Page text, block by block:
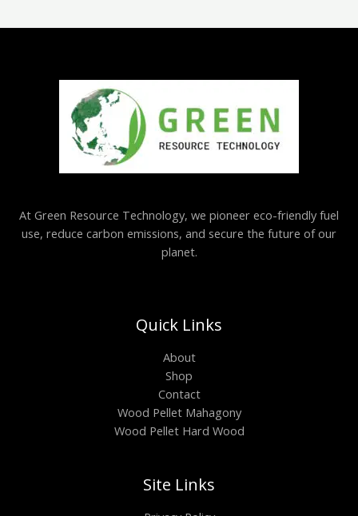
At Green Resource Technology, we pioneer eco-friendly fuel
use, reduce carbon emissions, and secure the future of our
planet.
Quick Links
About
Shop
Contact
Wood Pellet Mahagony
Wood Pellet Hard Wood
Site Links